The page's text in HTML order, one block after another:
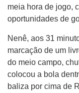
meia hora de jogo,
oportunidades de
Nenê, aos 31
marcação de um
do meio campo,
colocou a bola
baliza por cima de